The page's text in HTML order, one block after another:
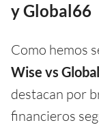
y Global66
Como hemos
Wise vs
destacan por
financieros